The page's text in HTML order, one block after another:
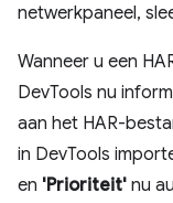
netwerkpaneel,
Wanneer u een
DevTools nu
aan het HAR-
in DevTools
en 'Prioriteit' nu